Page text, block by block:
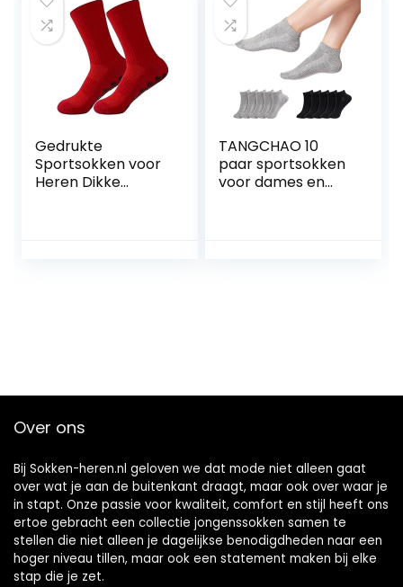
Gedrukte
Sportsokken voor
Heren Dikke
TANGCHAO 10
paar sportsokken
voor dames en
Over ons
Bij Sokken-heren.nl geloven we dat mode niet alleen gaat
over wat je aan de buitenkant draagt, maar ook over waar je
in stapt. Onze passie voor kwaliteit, comfort en stijl heeft ons
ertoe gebracht een collectie jongenssokken samen te
stellen die niet alleen je dagelijkse benodigdheden naar een
hoger niveau tillen, maar ook een statement maken bij elke
stap die je zet.